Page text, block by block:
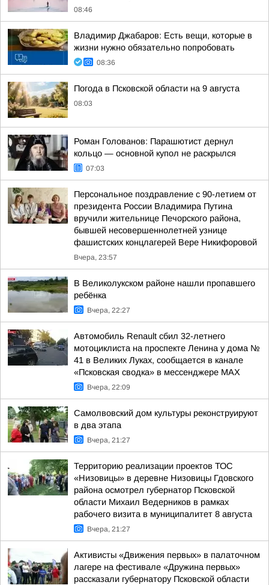
08:46
Владимир Джабаров: Есть вещи, которые в
жизни нужно обязательно попробовать
08:36
Погода в Псковской области на 9 августа
08:03
Роман Голованов: Парашютист дернул
кольцо — основной купол не раскрылся
07:03
Персональное поздравление с 90-летием от
президента России Владимира Путина
вручили жительнице Печорского района,
бывшей несовершеннолетней узнице
фашистских концлагерей Вере Никифоровой
Вчера, 23:57
В Великолукском районе нашли пропавшего
ребёнка
Вчера, 22:27
Автомобиль Renault сбил 32-летнего
мотоциклиста на проспекте Ленина у дома №
41 в Великих Луках, сообщается в канале
«Псковская сводка» в мессенджере MAX
Вчера, 22:09
Самолвовский дом культуры реконструируют
в два этапа
Вчера, 21:27
Территорию реализации проектов ТОС
«Низовицы» в деревне Низовицы Гдовского
района осмотрел губернатор Псковской
области Михаил Ведерников в рамках
рабочего визита в муниципалитет 8 августа
Вчера, 21:27
Активисты «Движения первых» в палаточном
лагере на фестивале «Дружина первых»
рассказали губернатору Псковской области